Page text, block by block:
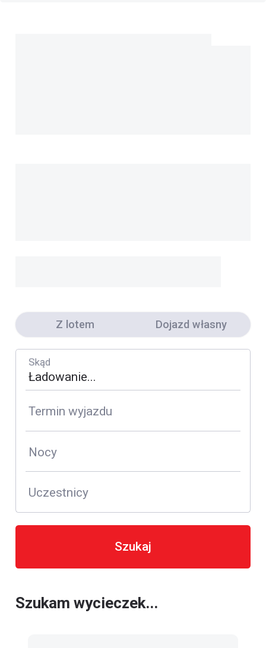
Z lotem Dojazd własny
Skąd
Termin wyjazdu
Nocy
Uczestnicy
Szukaj
Szukam wycieczek...